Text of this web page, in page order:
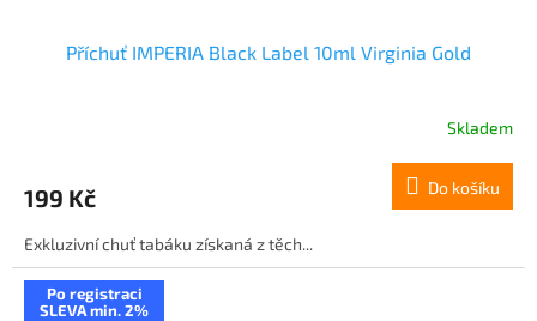
Příchuť IMPERIA Black Label 10ml Virginia Gold
Skladem
199 Kč Do košíku
Exkluzivní chuť tabáku získaná z těch...
Po registraci
SLEVA min. 2%